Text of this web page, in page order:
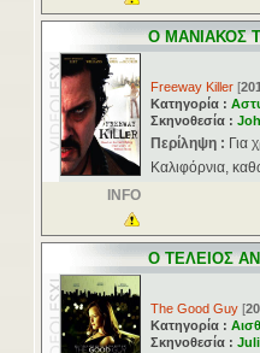
O
Freeway Killer [
Κατηγορία :
Σκηνοθεσία :
Περίληψη : Για
Καλιφόρνια,
INFO
O TΕΛΕΙΟΣ
The Good Guy [
Κατηγορία :
Σκηνοθεσία :